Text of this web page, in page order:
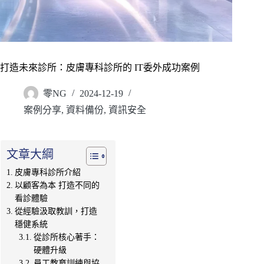
打造未來診所：皮膚專科診所的 IT委外成功案例
零NG
2024-12-19
案例分享, 資料備份, 資訊安全
文章大綱
皮膚專科診所介紹
以顧客為本 打造不同的
看診體驗
從經驗汲取教訓，打造
穩健系統
從診所核心著手：
硬體升級